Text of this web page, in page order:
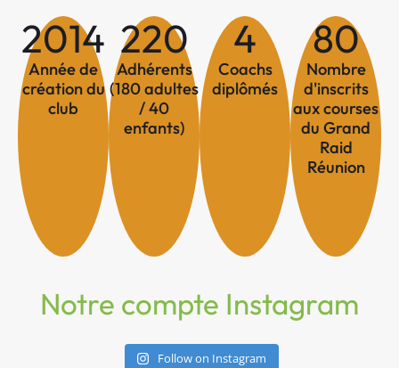
2014
Année de
création du
club
220
Adhérents
(180 adultes
/ 40
enfants)
4
Coachs
diplômés
80
Nombre
d'inscrits
aux courses
du Grand
Raid
Réunion
Notre compte Instagram
Follow on Instagram